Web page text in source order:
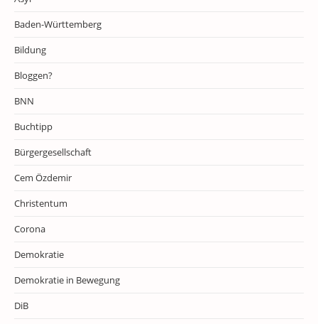
Baden-Württemberg
Bildung
Bloggen?
BNN
Buchtipp
Bürgergesellschaft
Cem Özdemir
Christentum
Corona
Demokratie
Demokratie in Bewegung
DiB